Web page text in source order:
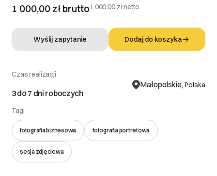
1 000,00 zł brutto1 000,00 zł netto
Czas realizacji
3 do 7 dni roboczych
Małopolskie,Polska
Tagi
fotografia biznesowa fotografia portretowa
sesja zdjęciowa
Wyślij zapytanie Dodaj do koszyka